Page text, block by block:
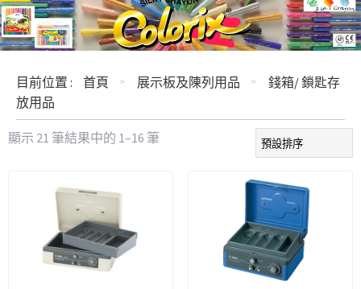
目前位置 : 首頁 展示板及陳列用品
錢箱/ 鎖匙存
放用品
顯示 21 筆結果中的 1–16 筆